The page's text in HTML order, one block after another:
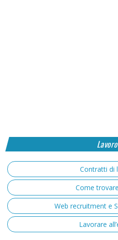
Lavoro
Contratti di
Come
Web recruitment e
Lavorare